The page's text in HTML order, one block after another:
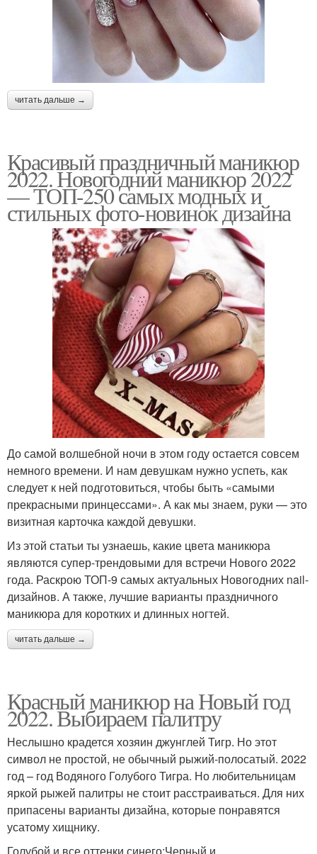
Маникюр по форме Нарядный маникюр
читать дальше →
Красивый праздничный маникюр
2022. Новогодний маникюр 2022
— ТОП-250 самых модных и
стильных фото-новинок дизайна
До самой волшебной ночи в этом году остается совсем
немного времени. И нам девушкам нужно успеть, как
следует к ней подготовиться, чтобы быть «самыми
прекрасными принцессами». А как мы знаем, руки — это
визитная карточка каждой девушки.
Из этой статьи ты узнаешь, какие цвета маникюра
являются супер-трендовыми для встречи Нового 2022
года. Раскрою ТОП-9 самых актуальных Новогодних nail-
дизайнов. А также, лучшие варианты праздничного
маникюра для коротких и длинных ногтей.
читать дальше →
Красный маникюр на Новый год
2022. Выбираем палитру
Неслышно крадется хозяин джунглей Тигр. Но этот
символ не простой, не обычный рыжий-полосатый. 2022
год – год Водяного Голубого Тигра. Но любительницам
яркой рыжей палитры не стоит расстраиваться. Для них
припасены варианты дизайна, которые понравятся
усатому хищнику.
Голубой и все оттенки синего;Черный и